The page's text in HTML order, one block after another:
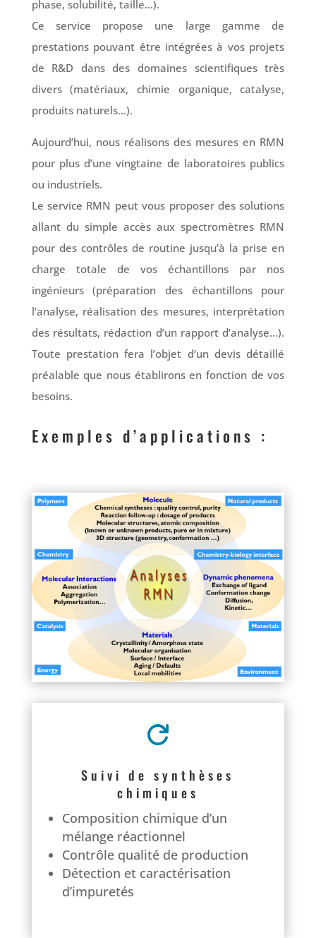
phase, solubilité, taille…).
Ce service propose une large gamme de
prestations pouvant être intégrées à vos projets
de R&D dans des domaines scientifiques très
divers (matériaux, chimie organique, catalyse,
produits naturels…).
Aujourd’hui, nous réalisons des mesures en RMN
pour plus d’une vingtaine de laboratoires publics
ou industriels.
Le service RMN peut vous proposer des solutions
allant du simple accès aux spectromètres RMN
pour des contrôles de routine jusqu’à la prise en
charge totale de vos échantillons par nos
ingénieurs (préparation des échantillons pour
l’analyse, réalisation des mesures, interprétation
des résultats, rédaction d’un rapport d’analyse…).
Toute prestation fera l’objet d’un devis détaillé
préalable que nous établirons en fonction de vos
besoins.
Exemples d’applications :

Suivi de synthèses
chimiques
Composition chimique d’un
mélange réactionnel
Contrôle qualité de production
Détection et caractérisation
d’impuretés